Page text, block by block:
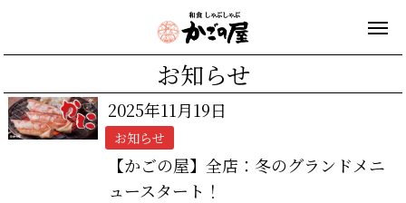
お知らせ
2025年11月19日
お知らせ
【かごの屋】全店：冬のグランドメニ
ュースタート！